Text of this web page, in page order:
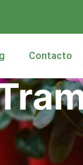
Contacto